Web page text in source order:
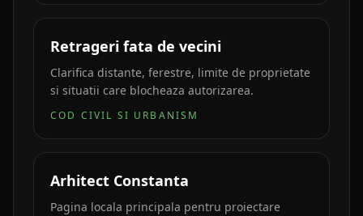
Retrageri fata de vecini
Clarifica distante, ferestre, limite de proprietate
si situatii care blocheaza autorizarea.
COD CIVIL SI URBANISM
Arhitect Constanta
Pagina locala principala pentru proiectare